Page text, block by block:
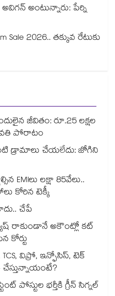
అంటున్నారు: పేర్ని
Sale 2026.. తక్కువ రేటుకు
జీవితం: రూ.25 లక్షల
పోరాటం
డ్రామాలు చేయలేదు: జోగిని
EMIలు లక్షా 85వేలు..
కోరిన టెక్కీ
చేపే
రాకుండానే అకౌంట్లో కట్
TCS, విప్రో, ఇన్ఫోసిస్, టెక్
పోస్టుల భర్తీకి గ్రీన్‌‌ సిగ్నల్